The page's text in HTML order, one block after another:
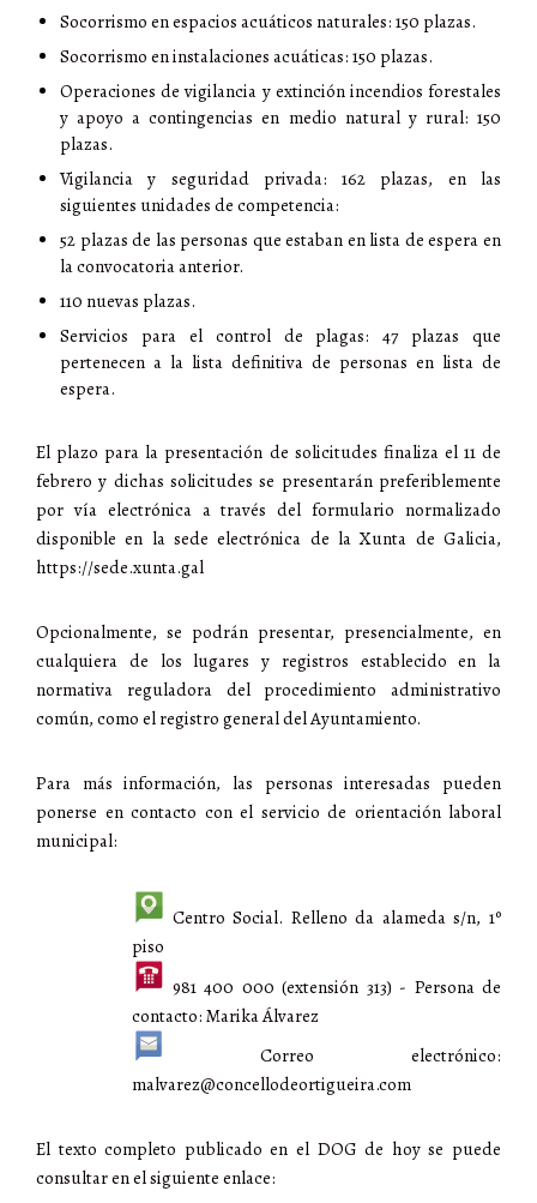
Socorrismo en espacios acuáticos naturales: 150 plazas.
Socorrismo en instalaciones acuáticas: 150 plazas.
Operaciones de vigilancia y extinción incendios forestales
y apoyo a contingencias en medio natural y rural: 150
plazas.
Vigilancia y seguridad privada: 162 plazas, en las
siguientes unidades de competencia:
52 plazas de las personas que estaban en lista de espera en
la convocatoria anterior.
110 nuevas plazas.
Servicios para el control de plagas: 47 plazas que
pertenecen a la lista definitiva de personas en lista de
espera.
El plazo para la presentación de solicitudes finaliza el 11 de
febrero y dichas solicitudes se presentarán preferiblemente
por vía electrónica a través del formulario normalizado
disponible en la sede electrónica de la Xunta de Galicia,
https://sede.xunta.gal
Opcionalmente, se podrán presentar, presencialmente, en
cualquiera de los lugares y registros establecido en la
normativa reguladora del procedimiento administrativo
común, como el registro general del Ayuntamiento.
Para más información, las personas interesadas pueden
ponerse en contacto con el servicio de orientación laboral
municipal:
Centro Social. Relleno da alameda s/n, 1º
piso
981 400 000 (extensión 313) - Persona de
contacto: Marika Álvarez
Correo electrónico:
malvarez@concellodeortigueira.com
El texto completo publicado en el DOG de hoy se puede
consultar en el siguiente enlace: